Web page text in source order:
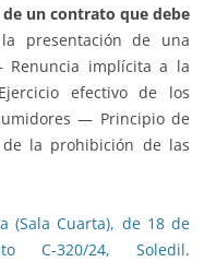
un contrato que debe
presentación de una
Renuncia implícita a la
efectivo de los
— Principio de
la prohibición de las
(Sala Cuarta), de 18 de
C-320/24, Soledil.